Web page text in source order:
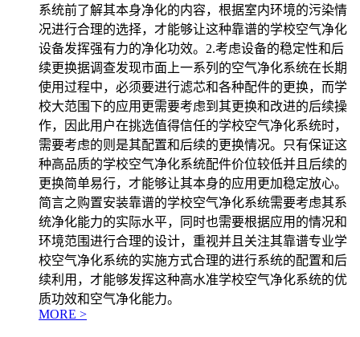
系统前了解其本身净化的内容，根据室内环境的污染情
况进行合理的选择，才能够让这种靠谱的学校空气净化
设备发挥强有力的净化功效。2.考虑设备的稳定性和后
续更换据调查发现市面上一系列的空气净化系统在长期
使用过程中，必须要进行滤芯和各种配件的更换，而学
校大范围下的应用更需要考虑到其更换和改进的后续操
作，因此用户在挑选值得信任的学校空气净化系统时，
需要考虑的则是其配置和后续的更换情况。只有保证这
种高品质的学校空气净化系统配件价位较低并且后续的
更换简单易行，才能够让其本身的应用更加稳定放心。
简言之购置安装靠谱的学校空气净化系统需要考虑其系
统净化能力的实际水平，同时也需要根据应用的情况和
环境范围进行合理的设计，重视并且关注其靠谱专业学
校空气净化系统的实施方式合理的进行系统的配置和后
续利用，才能够发挥这种高水准学校空气净化系统的优
质功效和空气净化能力。
MORE >